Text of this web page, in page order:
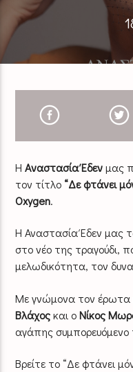
HAναστασία Έδενμας
τον τίτλο “Δε φτάνει
Oxygen.
Η Αναστασία Έδεν μας
στο νέο της τραγούδι,
μελωδικότητα, τον
Με γνώμονα τον έρωτα
Βλάχοςκαι οΝίκος
αγάπης
Βρείτε το “Δε φτάνει